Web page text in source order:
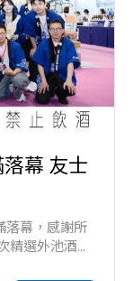
幕 友士
落幕，感謝所
精選外池酒...